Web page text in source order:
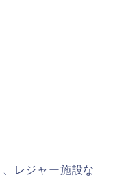
レジャー施設な